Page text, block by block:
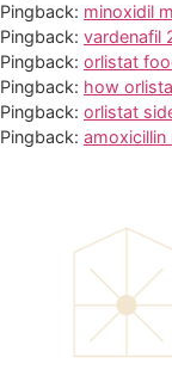
Pingback: minoxidil
Pingback: vardenafil
Pingback: orlistat
Pingback: how
Pingback: orlistat
Pingback: